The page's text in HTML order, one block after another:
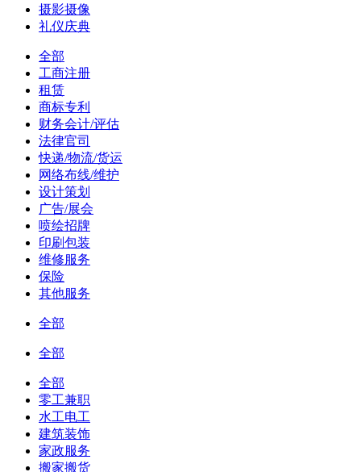
摄影摄像
礼仪庆典
全部
工商注册
租赁
商标专利
财务会计/评估
法律官司
快递/物流/货运
网络布线/维护
设计策划
广告/展会
喷绘招牌
印刷包装
维修服务
保险
其他服务
全部
全部
全部
零工兼职
水工电工
建筑装饰
家政服务
搬家搬货